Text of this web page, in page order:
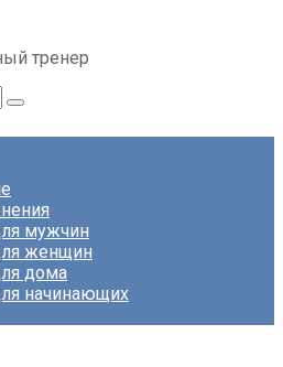
тренер
мужчин
женщин
дома
начинающих